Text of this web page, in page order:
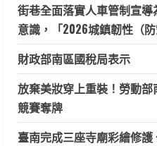
街巷全面落實人車管制宣
意識，「2026城鎮韌性（防
財政部南區國稅局表示
放棄美妝穿上重裝！勞動
競賽奪牌
臺南完成三座寺廟彩繪修